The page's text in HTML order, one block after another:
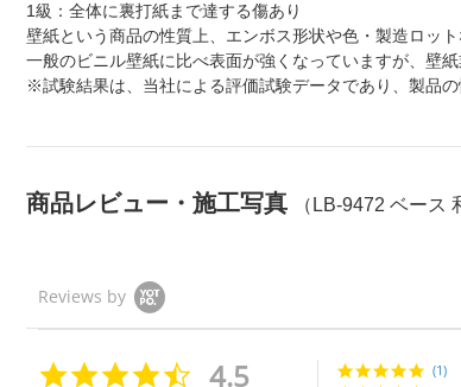
1級：全体に裏打紙まで達する傷あり
壁紙という商品の性質上、エンボス形状や色・製造ロッ
一般のビニル壁紙に比べ表面が強くなっていますが、壁
※試験結果は、当社による評価試験データであり、製品
商品レビュー・施工写真 （LB-9472 ベース
Reviews by
4.5
(1)